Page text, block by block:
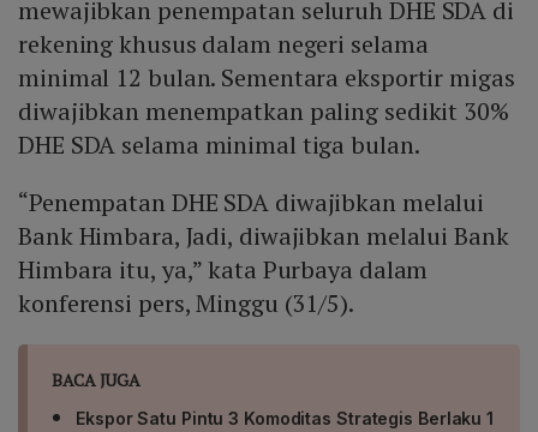
mewajibkan penempatan seluruh DHE SDA di
rekening khusus dalam negeri selama
minimal 12 bulan. Sementara eksportir migas
diwajibkan menempatkan paling sedikit 30%
DHE SDA selama minimal tiga bulan.
“Penempatan DHE SDA diwajibkan melalui
Bank Himbara, Jadi, diwajibkan melalui Bank
Himbara itu, ya,” kata Purbaya dalam
konferensi pers, Minggu (31/5).
BACA JUGA
Ekspor Satu Pintu 3 Komoditas Strategis Berlaku 1